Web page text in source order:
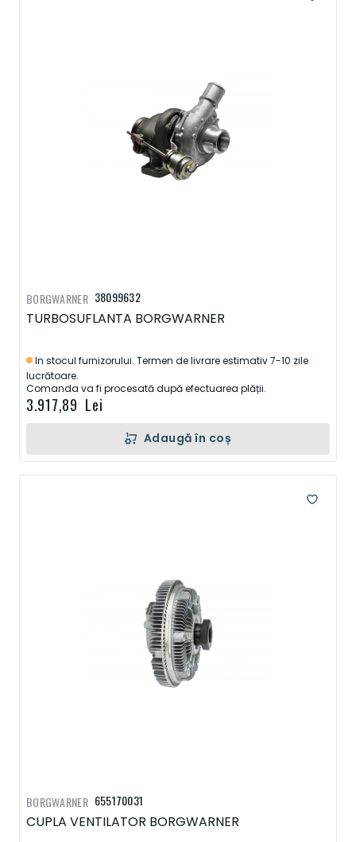
38099632
TURBOSUFLANTA BORGWARNER
In stocul furnizorului. Termen de livrare estimativ 7-10 zile
lucrătoare.
Comanda va fi procesată după efectuarea plății.
3.917,89 Lei
BORGWARNER
Adaugă în coș
655170031
CUPLA VENTILATOR BORGWARNER
BORGWARNER